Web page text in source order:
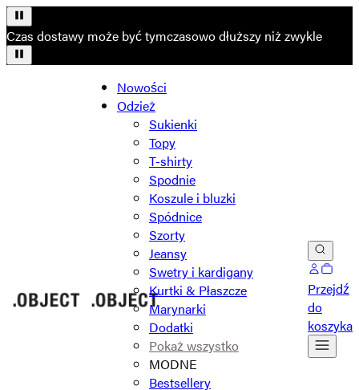
Czas dostawy może być tymczasowo dłuższy niż zwykle
Nowości
Odzież
Sukienki
Topy
T-shirty
Spodnie
Koszule i bluzki
Spódnice
Szorty
Jeansy
Swetry i kardigany
Kurtki & Płaszcze
Marynarki
Dodatki
Pokaż wszystko
MODNE
Bestsellery
Przejdź
do
koszyka